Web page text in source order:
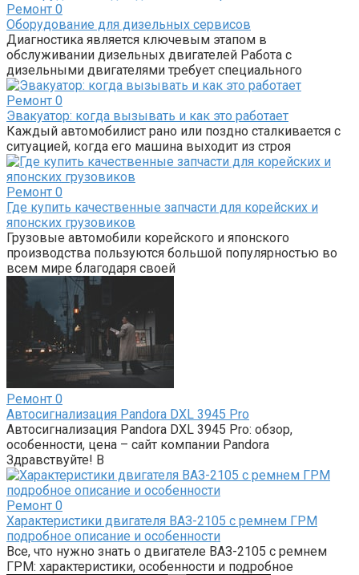
Ремонт 0
Оборудование для дизельных сервисов
Диагностика является ключевым этапом в
обслуживании дизельных двигателей Работа с
дизельными двигателями требует специального
Ремонт 0
Эвакуатор: когда вызывать и как это работает
Каждый автомобилист рано или поздно сталкивается с
ситуацией, когда его машина выходит из строя
Ремонт 0
Где купить качественные запчасти для корейских и
японских грузовиков
Грузовые автомобили корейского и японского
производства пользуются большой популярностью во
всем мире благодаря своей
Ремонт 0
Автосигнализация Pandora DXL 3945 Pro
Автосигнализация Pandora DXL 3945 Pro: обзор,
особенности, цена – сайт компании Pandora
Здравствуйте! В
Ремонт 0
Характеристики двигателя ВАЗ-2105 с ремнем ГРМ
подробное описание и особенности
Все, что нужно знать о двигателе ВАЗ-2105 с ремнем
ГРМ: характеристики, особенности и подробное